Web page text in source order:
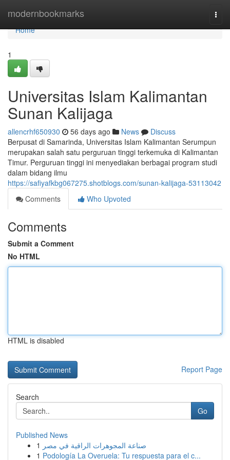
modernbookmarks
Home
Home
1
Universitas Islam Kalimantan
Sunan Kalijaga
allencrhf650930 56 days ago News
Discuss
Berpusat di Samarinda, Universitas Islam Kalimantan Serumpun
merupakan salah satu perguruan tinggi terkemuka di Kalimantan
Timur. Perguruan tinggi ini menyediakan berbagai program studi
dalam bidang ilmu
https://safiyafkbg067275.shotblogs.com/sunan-kalijaga-53113042
Comments
Who Upvoted
Comments
Submit a Comment
No HTML
HTML is disabled
Report Page
Search
Go
Published News
1 صناعة المجوهرات الراقية في مصر
1 Podología La Overuela: Tu respuesta para el c...